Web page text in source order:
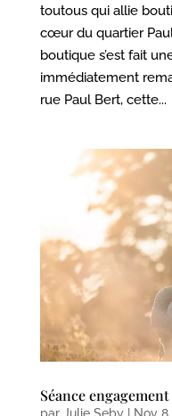
toutous qui allie
cœur du quartier
boutique s’est fait
immédiatement
rue Paul Bert, cette...
Séance
par Julie Seby| Nov